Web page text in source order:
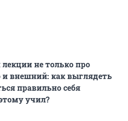
не только про
внешний: как выглядеть
правильно себя
учил?